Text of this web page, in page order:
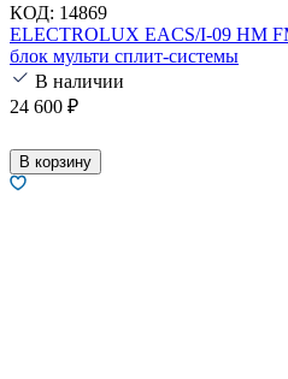
КОД: 14869
ELECTROLUX EACS/I-09 HM
блок мульти сплит-системы
В наличии
24 600 ₽
В корзину